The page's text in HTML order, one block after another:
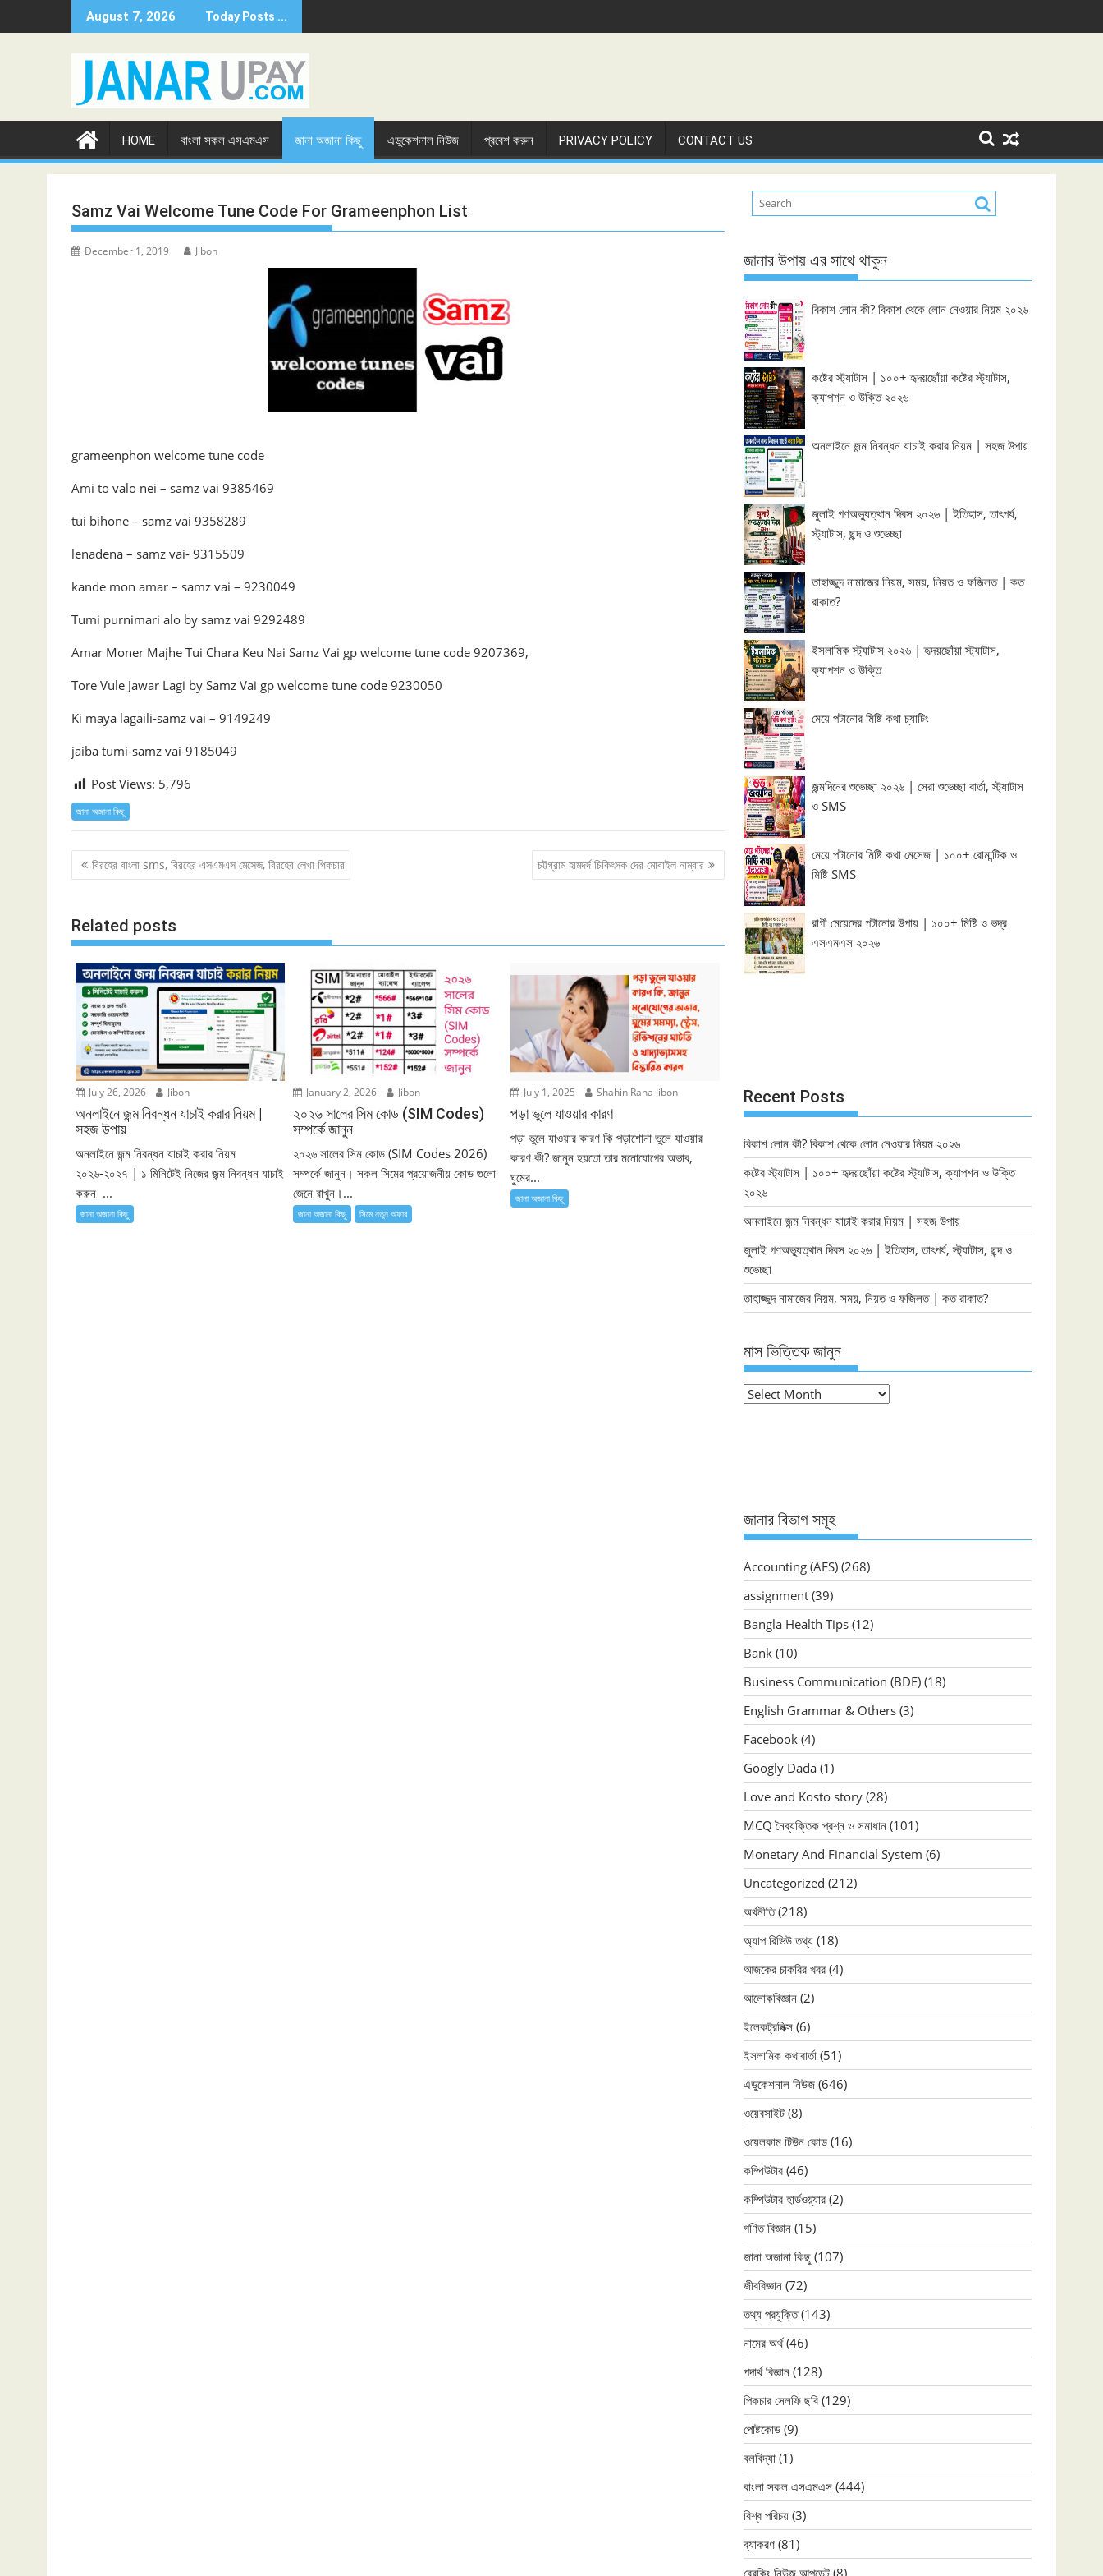
to
August 7, 2026 Today Posts ...
HOME বাংলা সকল এসএমএস জানা অজানা কিছু এডুকেশনাল নিউজ প্রবেশ করুন PRIVACY POLICY CONTACT US
Samz Vai Welcome Tune Code For Grameenphon List
December 1, 2019 Jibon
grameenphon welcome tune code
Ami to valo nei – samz vai 9385469
tui bihone – samz vai 9358289
lenadena – samz vai- 9315509
kande mon amar – samz vai – 9230049
Tumi purnimari alo by samz vai 9292489
Amar Moner Majhe Tui Chara Keu Nai Samz Vai gp welcome tune code 9207369,
Tore Vule Jawar Lagi by Samz Vai gp welcome tune code 9230050
Ki maya lagaili-samz vai – 9149249
jaiba tumi-samz vai-9185049
Post Views: 5,796
জানা অজানা কিছু
Post
navigation
বিরহের বাংলা sms, বিরহের এসএমএস মেসেজ, বিরহের লেখা পিকচার চট্টগ্রাম হামদর্দ চিকিৎসক দের মোবাইল নাম্বার
Related posts
July 26, 2026 Jibon
অনলাইনে জন্ম নিবন্ধন যাচাই করার নিয়ম |
সহজ উপায়
অনলাইনে জন্ম নিবন্ধন যাচাই করার নিয়ম
২০২৬-২০২৭ | ১ মিনিটেই নিজের জন্ম নিবন্ধন যাচাই
করুন ...
জানা অজানা কিছু
January 2, 2026 Jibon
২০২৬ সালের সিম কোড (SIM Codes)
সম্পর্কে জানুন
২০২৬ সালের সিম কোড (SIM Codes 2026)
সম্পর্কে জানুন। সকল সিমের প্রয়োজনীয় কোড গুলো
জেনে রাখুন।...
জানা অজানা কিছু সিমে নতুন ‍অফার
July 1, 2025 Shahin Rana Jibon
পড়া ভুলে যাওয়ার কারণ
পড়া ভুলে যাওয়ার কারণ কি পড়াশোনা ভুলে যাওয়ার
কারণ কী? জানুন হয়তো তার মনোযোগের অভাব,
ঘুমের...
জানা অজানা কিছু
জানার উপায় এর সাথে থাকুন
বিকাশ লোন কী? বিকাশ থেকে লোন নেওয়ার নিয়ম ২০২৬
কষ্টের স্ট্যাটাস | ১০০+ হৃদয়ছোঁয়া কষ্টের স্ট্যাটাস,
ক্যাপশন ও উক্তি ২০২৬
অনলাইনে জন্ম নিবন্ধন যাচাই করার নিয়ম | সহজ উপায়
জুলাই গণঅভ্যুত্থান দিবস ২০২৬ | ইতিহাস, তাৎপর্য,
স্ট্যাটাস, ছন্দ ও শুভেচ্ছা
তাহাজ্জুদ নামাজের নিয়ম, সময়, নিয়ত ও ফজিলত | কত
রাকাত?
ইসলামিক স্ট্যাটাস ২০২৬ | হৃদয়ছোঁয়া স্ট্যাটাস,
ক্যাপশন ও উক্তি
মেয়ে পটানোর মিষ্টি কথা চ্যাটিং
জন্মদিনের শুভেচ্ছা ২০২৬ | সেরা শুভেচ্ছা বার্তা, স্ট্যাটাস
ও SMS
মেয়ে পটানোর মিষ্টি কথা মেসেজ | ১০০+ রোমান্টিক ও
মিষ্টি SMS
রাগী মেয়েদের পটানোর উপায় | ১০০+ মিষ্টি ও ভদ্র
এসএমএস ২০২৬
Recent Posts
বিকাশ লোন কী? বিকাশ থেকে লোন নেওয়ার নিয়ম ২০২৬
কষ্টের স্ট্যাটাস | ১০০+ হৃদয়ছোঁয়া কষ্টের স্ট্যাটাস, ক্যাপশন ও উক্তি
২০২৬
অনলাইনে জন্ম নিবন্ধন যাচাই করার নিয়ম | সহজ উপায়
জুলাই গণঅভ্যুত্থান দিবস ২০২৬ | ইতিহাস, তাৎপর্য, স্ট্যাটাস, ছন্দ ও
শুভেচ্ছা
তাহাজ্জুদ নামাজের নিয়ম, সময়, নিয়ত ও ফজিলত | কত রাকাত?
মাস ভিত্তিক জানুন
মাস
জানার বিভাগ সমূহ
Accounting (AFS) (268)
assignment (39)
Bangla Health Tips (12)
Bank (10)
Business Communication (BDE) (18)
English Grammar & Others (3)
Facebook (4)
Googly Dada (1)
Love and Kosto story (28)
MCQ নৈব্যক্তিক প্রশ্ন ও সমাধান (101)
Monetary And Financial System (6)
Uncategorized (212)
অর্থনীতি(218)
অ্যাপ রিভিউ তথ্য (18)
আজকের চাকরির খবর (4)
আলোকবিজ্ঞান (2)
ইলেকট্রনিক্স (6)
ইসলামিক কথাবার্তা (51)
এডুকেশনাল নিউজ (646)
ওয়েবসাইট (8)
ওয়েলকাম টিউন কোড (16)
কম্পিউটার (46)
কম্পিউটার হার্ডওয়্যার (2)
গণিত বিজ্ঞান (15)
জানা অজানা কিছু (107)
জীববিজ্ঞান (72)
তথ্য প্রযুক্তি(143)
নামের অর্থ(46)
পদার্থ বিজ্ঞান (128)
পিকচার সেলফি ছবি (129)
পোষ্টকোড (9)
বলবিদ্যা (1)
বাংলা সকল এসএমএস (444)
বিশ্ব পরিচয় (3)
ব্যাকরণ (81)
ব্রেকিং নিউজ আপডেট (8)